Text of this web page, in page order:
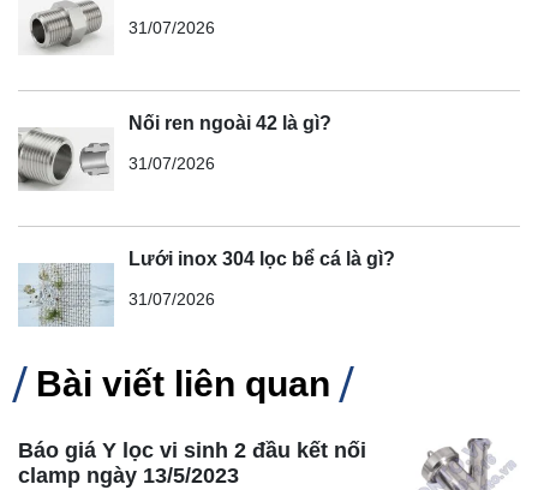
31/07/2026
Nối ren ngoài 42 là gì?
31/07/2026
Lưới inox 304 lọc bể cá là gì?
31/07/2026
Bài viết liên quan
Báo giá Y lọc vi sinh 2 đầu kết nối
clamp ngày 13/5/2023